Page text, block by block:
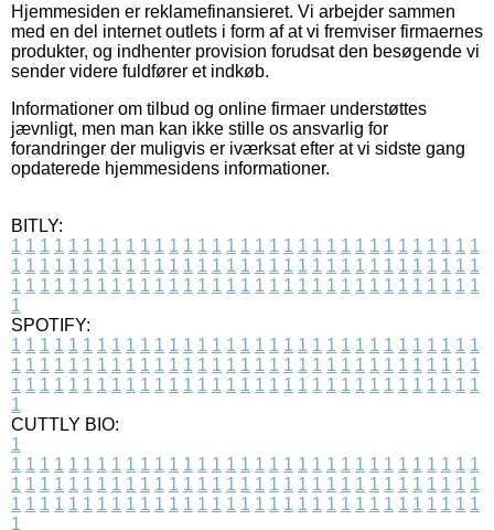
Hjemmesiden er reklamefinansieret. Vi arbejder sammen
med en del internet outlets i form af at vi fremviser firmaernes
produkter, og indhenter provision forudsat den besøgende vi
sender videre fuldfører et indkøb.
Informationer om tilbud og online firmaer understøttes
jævnligt, men man kan ikke stille os ansvarlig for
forandringer der muligvis er iværksat efter at vi sidste gang
opdaterede hjemmesidens informationer.
BITLY:
1 1 1 1 1 1 1 1 1 1 1 1 1 1 1 1 1 1 1 1 1 1 1 1 1 1 1 1 1 1 1 1 1
1 1 1 1 1 1 1 1 1 1 1 1 1 1 1 1 1 1 1 1 1 1 1 1 1 1 1 1 1 1 1 1 1
1 1 1 1 1 1 1 1 1 1 1 1 1 1 1 1 1 1 1 1 1 1 1 1 1 1 1 1 1 1 1 1 1
1
SPOTIFY:
1 1 1 1 1 1 1 1 1 1 1 1 1 1 1 1 1 1 1 1 1 1 1 1 1 1 1 1 1 1 1 1 1
1 1 1 1 1 1 1 1 1 1 1 1 1 1 1 1 1 1 1 1 1 1 1 1 1 1 1 1 1 1 1 1 1
1 1 1 1 1 1 1 1 1 1 1 1 1 1 1 1 1 1 1 1 1 1 1 1 1 1 1 1 1 1 1 1 1
1
CUTTLY BIO:
1
1 1 1 1 1 1 1 1 1 1 1 1 1 1 1 1 1 1 1 1 1 1 1 1 1 1 1 1 1 1 1 1 1
1 1 1 1 1 1 1 1 1 1 1 1 1 1 1 1 1 1 1 1 1 1 1 1 1 1 1 1 1 1 1 1 1
1 1 1 1 1 1 1 1 1 1 1 1 1 1 1 1 1 1 1 1 1 1 1 1 1 1 1 1 1 1 1 1 1
1